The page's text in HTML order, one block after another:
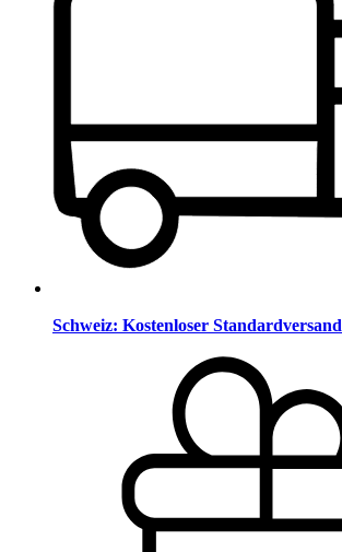
Schweiz: Kostenloser Standardversand